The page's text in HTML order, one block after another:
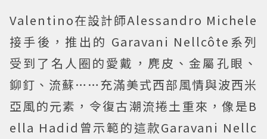
Valentino在設計師Alessandro Michele
接手後，推出的 Garavani Nellcôte系列
受到了名人圈的愛戴，麂皮、金屬孔眼、
鉚釘、流蘇……充滿美式西部風情與波西米
亞風的元素，令復古潮流捲土重來，像是B
ella Hadid曾示範的這款Garavani Nellc